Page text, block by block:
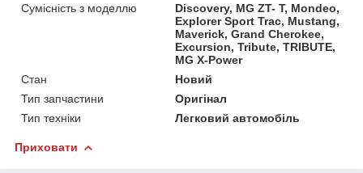
Сумісність з моделлю
Discovery, MG ZT- T, Mondeo,
Explorer Sport Trac, Mustang,
Maverick, Grand Cherokee,
Excursion, Tribute, TRIBUTE,
MG X-Power
Стан
Новий
Тип запчастини
Оригінал
Тип техніки
Легковий автомобіль
Приховати